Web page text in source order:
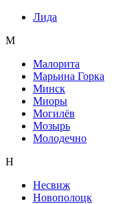
Лида
М
Малорита
Марьина Горка
Минск
Миоры
Могилёв
Мозырь
Молодечно
Н
Несвиж
Новополоцк